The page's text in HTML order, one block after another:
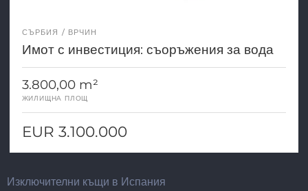
СЪРБИЯ ВРЧИН
Имот с инвестиция: съоръжения за вода
3.800,00 m²
ЖИЛИЩНА ПЛОЩ
EUR 3.100.000
Изключителни къщи в Испания